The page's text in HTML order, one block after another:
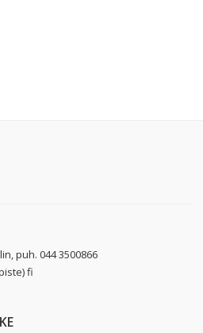
puh. 044 3500866
fi